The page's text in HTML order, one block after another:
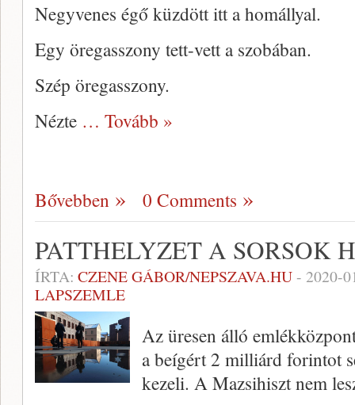
Negyvenes égő küzdött itt a homállyal.
Egy öregasszony tett-vett a szobában.
Szép öregasszony.
Nézte … Tovább »
Bővebben 0 Comments
PATTHELYZET A SORSOK
ÍRTA: CZENE GÁBOR/NEPSZAVA.HU- 2020-
LAPSZEMLE
Az üresen álló
a beígért 2 milliárd forintot
kezeli. A Mazsihiszt nem